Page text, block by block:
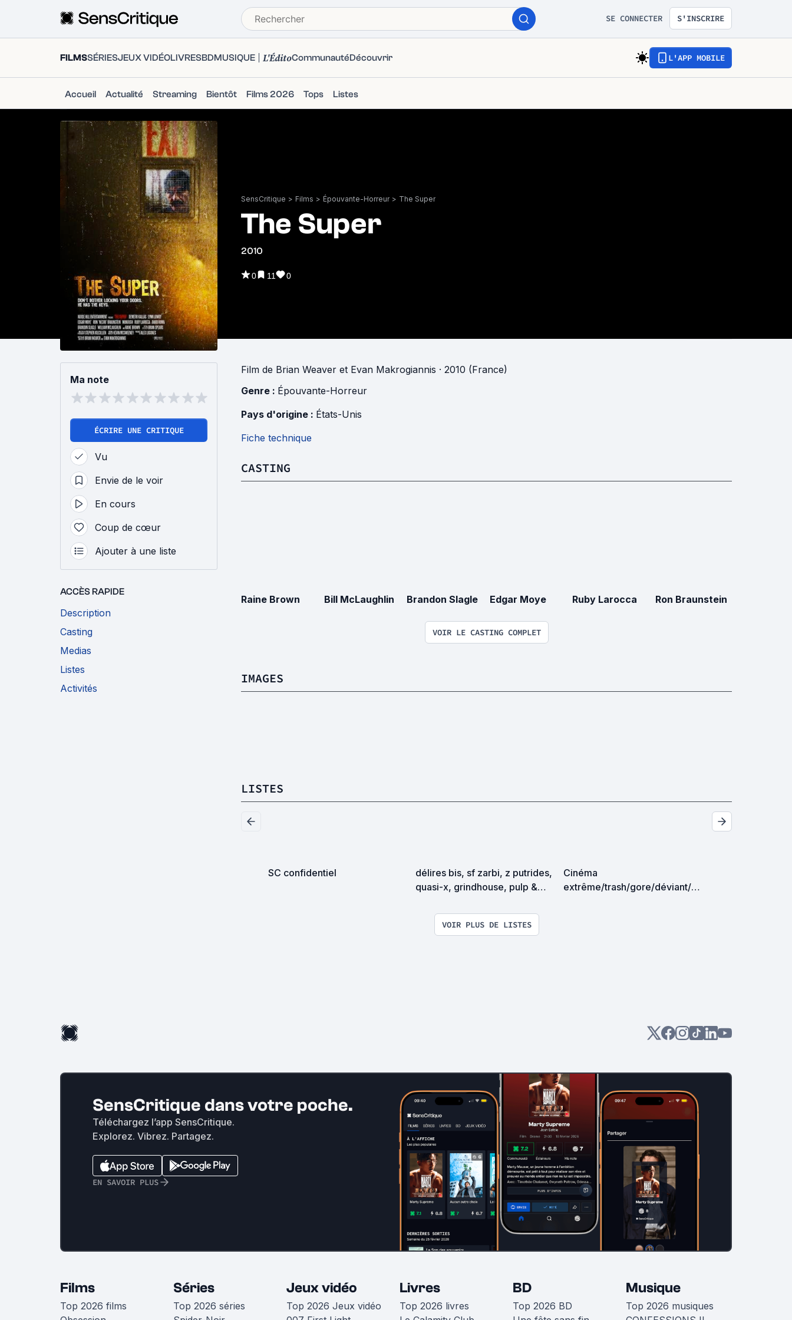
SE CONNECTER S'INSCRIRE
FILMSSÉRIESJEUX VIDÉOLIVRESBDMUSIQUE L'ÉditoCommunautéDécouvrir L'APP MOBILE
Accueil Actualité Streaming Bientôt Films 2026 Tops Listes
SensCritique > Films > Épouvante-Horreur > The Super
The Super
2010
0 11 0
Ma note
ÉCRIRE UNE CRITIQUE
Vu
Envie de le voir
En cours
Coup de cœur
Ajouter à une liste
ACCÈS RAPIDE
Description
Casting
Medias
Listes
Activités
Film de Brian Weaver et Evan Makrogiannis · 2010 (France)
Genre : Épouvante-Horreur
Pays d'origine : États-Unis
Fiche technique
CASTING
Raine Brown Bill McLaughlin Brandon Slagle Edgar Moye Ruby Larocca Ron Braunstein
VOIR LE CASTING COMPLET
IMAGES
LISTES
SC confidentiel
délires bis, sf zarbi, z putrides,
quasi-x, grindhouse, pulp &
Cinéma
extrême/trash/gore/déviant/ex
VOIR PLUS DE LISTES
SensCritique dans votre poche.
Téléchargez l’app SensCritique.
Explorez. Vibrez. Partagez.
EN SAVOIR PLUS
Films
Top 2026 films
Séries
Top 2026 séries
Jeux vidéo
Top 2026 Jeux vidéo
Livres
Top 2026 livres
BD
Top 2026 BD
Musique
Top 2026 musiques